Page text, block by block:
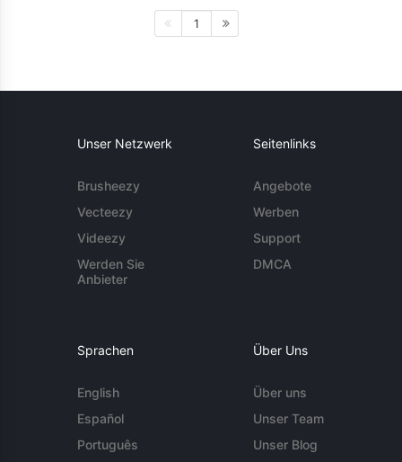
1
Unser Netzwerk
Brusheezy
Vecteezy
Videezy
Werden Sie
Anbieter
Seitenlinks
Angebote
Werben
Support
DMCA
Sprachen
English
Español
Português
Über Uns
Über uns
Unser Team
Unser Blog